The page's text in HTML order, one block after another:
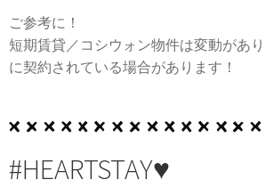
ご参考に！
短期賃貸／コシウォン物件は変動があ
に契約されている場合があります！
#HEARTSTAY♥